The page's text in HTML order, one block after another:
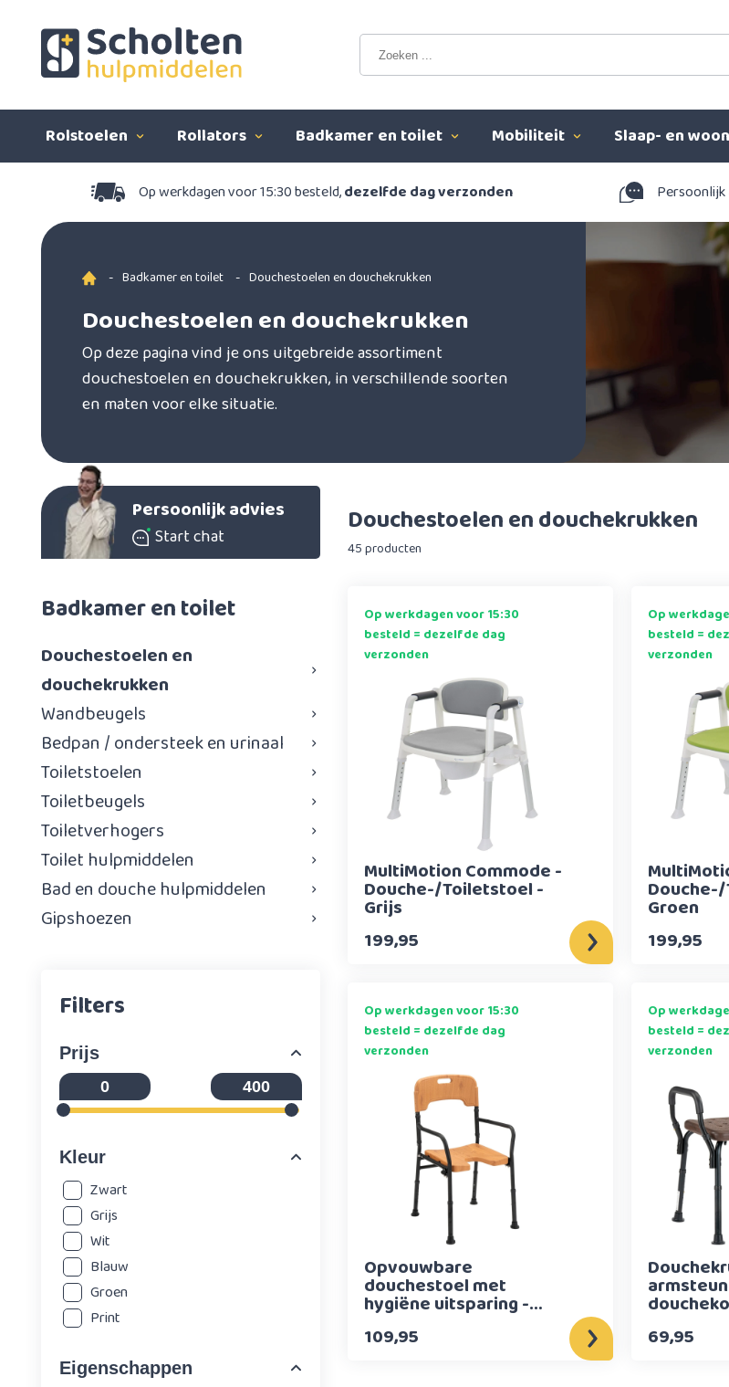
Rolstoelen Rollators Badkamer en toilet Mobiliteit Slaap- en
Op werkdagen voor 15:30 besteld,dezelfde dag verzonden Persoonlijk
- Badkamer en toilet - Douchestoelen en douchekrukken
Douchestoelen en douchekrukken
Op deze pagina vind je ons uitgebreide assortiment
douchestoelen en douchekrukken, in verschillende soorten
en maten voor elke situatie.
Persoonlijk advies
Start chat
Badkamer en toilet
Douchestoelen en
douchekrukken
Wandbeugels
Bedpan / ondersteek en urinaal
Toiletstoelen
Toiletbeugels
Toiletverhogers
Toilet hulpmiddelen
Bad en douche hulpmiddelen
Gipshoezen
Filters
Prijs
Kleur
Zwart
Grijs
Wit
Blauw
Groen
Print
Eigenschappen
Douchestoelen en douchekrukken
45 producten
Op werkdagen voor 15:30
besteld = dezelfde dag
verzonden
MultiMotion Commode -
Douche-/Toiletstoel -
Grijs
199,95
Op
besteld =
verzonden
Groen
199,95
Op werkdagen voor 15:30
besteld = dezelfde dag
verzonden
Opvouwbare
douchestoel met
hygiëne uitsparing -
Beuken print
109,95
Op
besteld =
verzonden
Walnoot
69,95